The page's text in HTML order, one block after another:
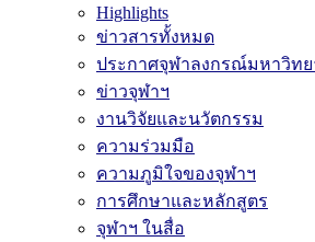
Highlights
ข่าวสารทั้งหมด
ประกาศจุฬาลงกรณ์มหาวิทย
ข่าวจุฬาฯ
งานวิจัยและนวัตกรรม
ความร่วมมือ
ความภูมิใจของจุฬาฯ
การศึกษาและหลักสูตร
จุฬาฯ ในสื่อ